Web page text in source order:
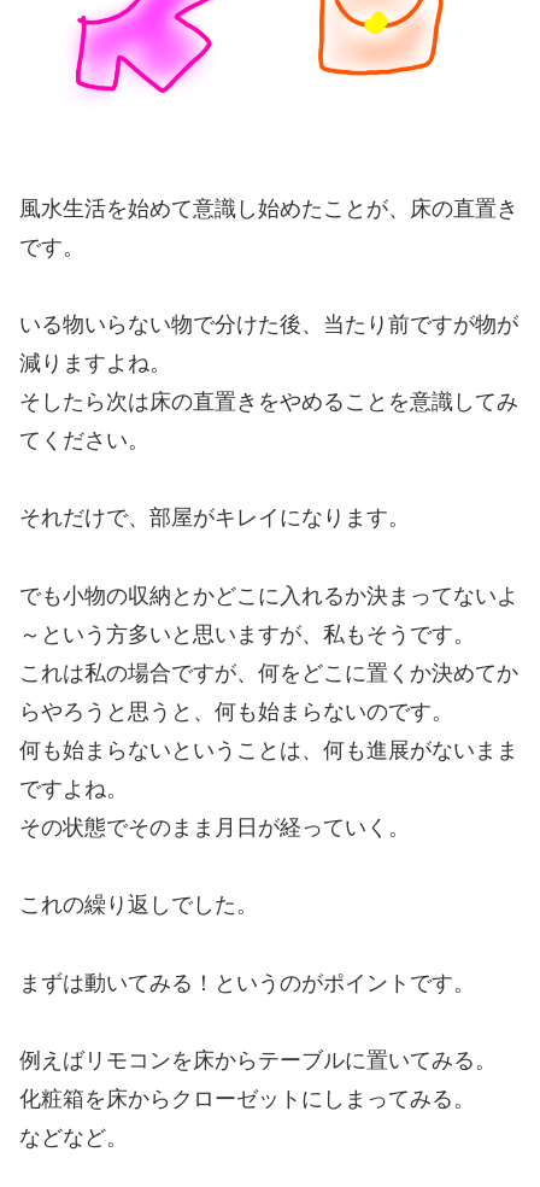
風水生活を始めて意識し始めたことが、床の直置き
です。
いる物いらない物で分けた後、当たり前ですが物が
減りますよね。
そしたら次は床の直置きをやめることを意識してみ
てください。
それだけで、部屋がキレイになります。
でも小物の収納とかどこに入れるか決まってないよ
～という方多いと思いますが、私もそうです。
これは私の場合ですが、何をどこに置くか決めてか
らやろうと思うと、何も始まらないのです。
何も始まらないということは、何も進展がないまま
ですよね。
その状態でそのまま月日が経っていく。
これの繰り返しでした。
まずは動いてみる！というのがポイントです。
例えばリモコンを床からテーブルに置いてみる。
化粧箱を床からクローゼットにしまってみる。
などなど。